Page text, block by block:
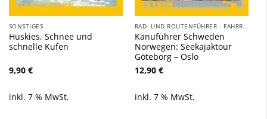
SONSTIGES
Huskies, Schnee und
schnelle Kufen
9,90 €
inkl. 7 % MwSt.
RAD- UND ROUTENFÜHRER - FAHRRAD, AUTO, WOHNMOBIL, BOOT
Kanuführer Schweden
Norwegen: Seekajaktour
Göteborg – Oslo
12,90 €
inkl. 7 % MwSt.